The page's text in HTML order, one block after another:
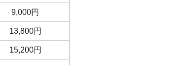
9,000円
13,800円
15,200円